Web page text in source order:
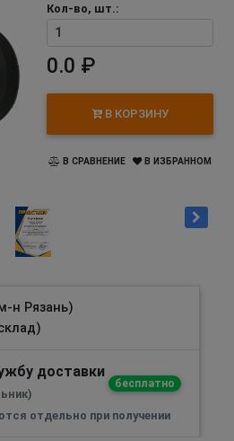
Кол-во, шт.:
0.0 ₽
В КОРЗИНУ
В СРАВНЕНИЕ В ИЗБРАННОМ
н Рязань)
доставки
бесплатно
отдельно при получении